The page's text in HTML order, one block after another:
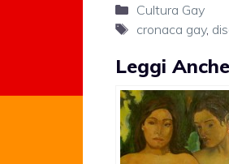
Categorie
Cultura Gay
Tag
cronaca gay,
Leggi